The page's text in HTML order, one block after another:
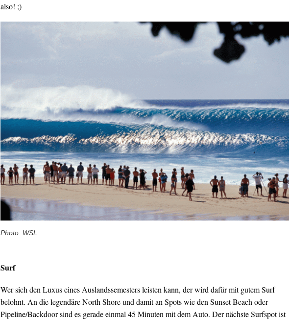
also! ;)
Photo: WSL
Surf
Wer sich den Luxus eines Auslandssemesters leisten kann, der wird dafür mit gutem Surf
belohnt. An die legendäre North Shore und damit an Spots wie den Sunset Beach oder
Pipeline/Backdoor sind es gerade einmal 45 Minuten mit dem Auto. Der nächste Surfspot ist